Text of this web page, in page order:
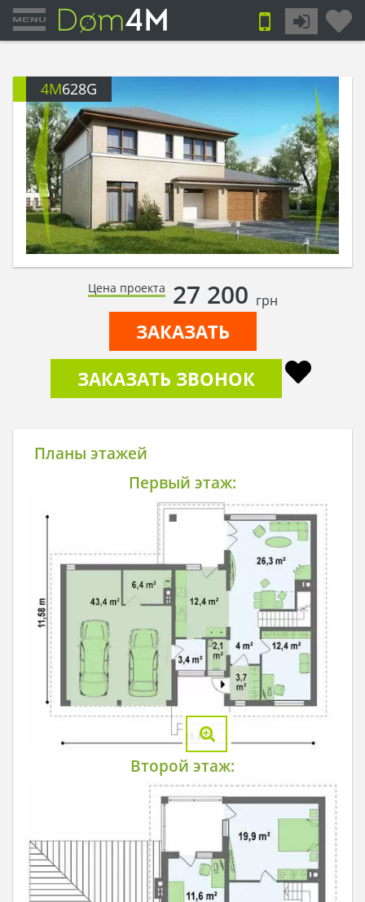
4M628G
Цена проекта 27 200 грн
ЗАКАЗАТЬ
ЗАКАЗАТЬ ЗВОНОК
Планы этажей
Первый этаж:
Второй этаж: